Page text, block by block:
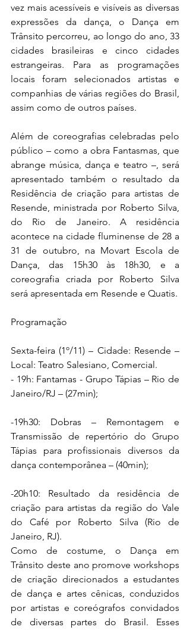
vez mais acessíveis e visíveis as diversas
expressões da dança, o Dança em
Trânsito percorreu, ao longo do ano, 33
cidades brasileiras e cinco cidades
estrangeiras. Para as programações
locais foram selecionados artistas e
companhias de várias regiões do Brasil,
assim como de outros países.
Além de coreografias celebradas pelo
público – como a obra Fantasmas, que
abrange música, dança e teatro –, será
apresentado também o resultado da
Residência de criação para artistas de
Resende, ministrada por Roberto Silva,
do Rio de Janeiro. A residência
acontece na cidade fluminense de 28 a
31 de outubro, na Movart Escola de
Dança, das 15h30 às 18h30, e a
coreografia criada por Roberto Silva
Programação
Sexta-feira (1º/11) – Cidade: Resende –
Local: Teatro Salesiano, Comercial.
- 19h: Fantamas - Grupo Tápias – Rio de
Janeiro/RJ – (27min);
-19h30: Dobras – Remontagem e
Transmissão de repertório do Grupo
Tápias para profissionais diversos da
dança contemporânea – (40min);
-20h10: Resultado da residência de
criação para artistas da região do Vale
do Café por Roberto Silva (Rio de
Janeiro, RJ).
Como de costume, o Dança em
Trânsito deste ano promove workshops
de criação direcionados a estudantes
de dança e artes cênicas, conduzidos
por artistas e coreógrafos convidados
de diversas partes do Brasil. Esses